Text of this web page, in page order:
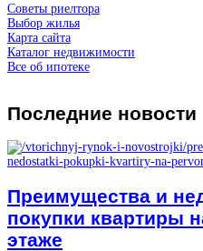
Советы риелтора
Выбор жилья
Карта сайта
Каталог недвижимости
Все об ипотеке
Последние новости
Преимущества и
покупки квартиры
этаже